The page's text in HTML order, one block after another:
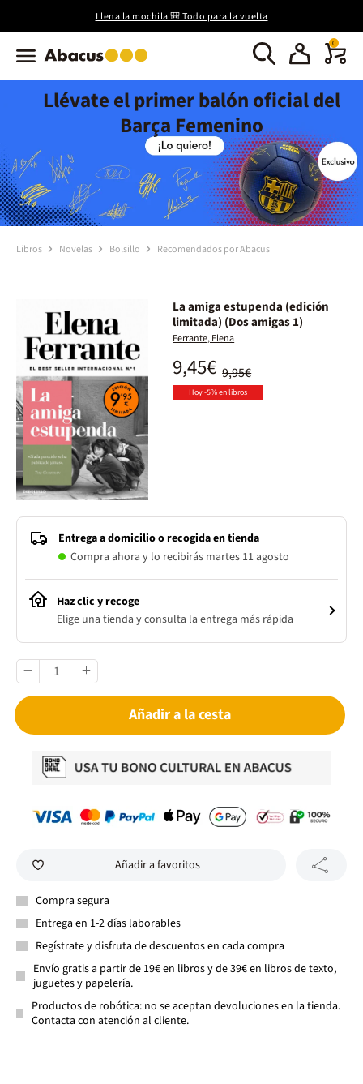
Llena la mochila 🎒 Todo para la vuelta
0
Llévate el primer balón oficial del
Barça Femenino
Libros Novelas Bolsillo Recomendados por Abacus
La amiga estupenda (edición
limitada) (Dos amigas 1)
Ferrante, Elena
9,95€
9,45€
Hoy -5% en libros
Entrega a domicilio o recogida en tienda
Compra ahora y lo recibirás martes 11 agosto
Haz clic y recoge
Elige una tienda y consulta la entrega más rápida
Añadir a la cesta
Añadir a favoritos
Compra segura
Entrega en 1-2 días laborables
Regístrate y disfruta de descuentos en cada compra
Envío gratis a partir de 19€ en libros y de 39€ en libros de texto,
juguetes y papelería.
Productos de robótica: no se aceptan devoluciones en la tienda.
Contacta con atención al cliente.